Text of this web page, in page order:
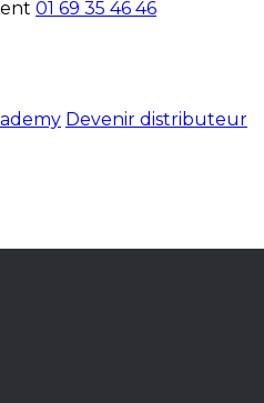
01 69 35 46 46
Devenir distributeur